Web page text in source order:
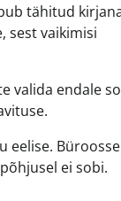
tähitud
sest vaikimisi
valida endale
eelise.
ei sobi.